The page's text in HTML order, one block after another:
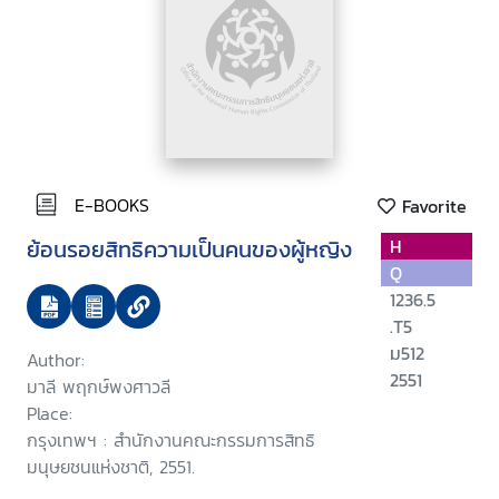
E-BOOKS Favorite
ย้อนรอยสิทธิความเป็นคนของผู้หญิง
Author:
มาลี พฤกษ์พงศาวลี
Place:
กรุงเทพฯ : สำนักงานคณะกรรมการสิทธิ
มนุษยชนแห่งชาติ, 2551.
H
Q
1236.5
.T5
ม512
2551